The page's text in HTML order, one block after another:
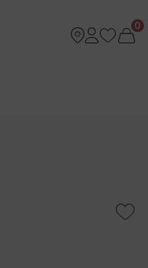
0